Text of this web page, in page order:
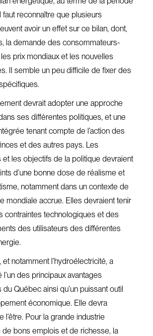
faut reconnaître que plusieurs
avoir un effet sur ce bilan, dont,
la demande des consommateurs-
prix mondiaux et les nouvelles
Il semble un peu difficile de fixer des
devrait adopter une approche
ses différentes politiques, et une
tenant compte de l’action des
et des autres pays. Les
et les objectifs de la politique devraient
d’une bonne dose de réalisme et
notamment dans un contexte de
mondiale accrue. Elles devraient tenir
contraintes technologiques et des
des utilisateurs des différentes
et notamment l’hydroélectricité, a
l’un des principaux avantages
Québec ainsi qu’un puissant outil
économique. Elle devra
l’être. Pour la grande industrie
de bons emplois et de richesse, la